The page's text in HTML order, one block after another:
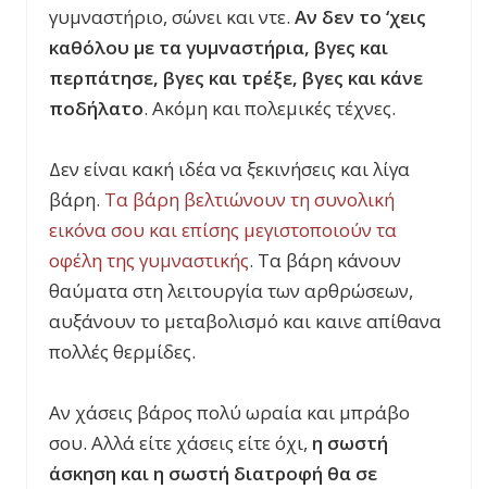
γυμναστήριο, σώνει και ντε. Αν δεν το ‘χεις
καθόλου με τα γυμναστήρια, βγες και
περπάτησε, βγες και τρέξε, βγες και κάνε
ποδήλατο. Ακόμη και πολεμικές τέχνες.
Δεν είναι κακή ιδέα να ξεκινήσεις και λίγα
βάρη. Τα βάρη βελτιώνουν τη συνολική
εικόνα σου και επίσης μεγιστοποιούν τα
οφέλη της γυμναστικής. Τα βάρη κάνουν
θαύματα στη λειτουργία των αρθρώσεων,
αυξάνουν το μεταβολισμό και καινε απίθανα
πολλές θερμίδες.
Αν χάσεις βάρος πολύ ωραία και μπράβο
σου. Αλλά είτε χάσεις είτε όχι, η σωστή
άσκηση και η σωστή διατροφή θα σε